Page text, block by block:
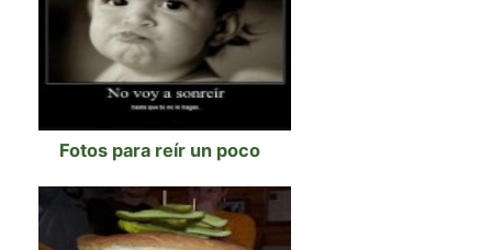
Fotos para reír un poco